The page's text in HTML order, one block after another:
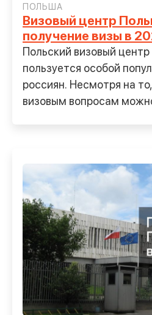
ПОЛЬША
Визовый центр
получение визы в
Польский визовый
пользуется особой
россиян. Несмотря на
визовым вопросам